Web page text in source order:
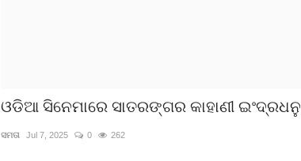
ଓଡିଆ ସିନେମାରେ ସାତରଙ୍ଗର କାହାଣୀ ଇଂଦ୍ରଧନୁ
ସମତା Jul 7, 2025 0 262